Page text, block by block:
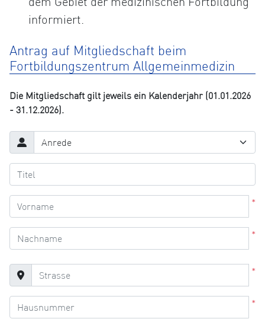
informiert.
Antrag auf Mitgliedschaft beim
Fortbildungszentrum Allgemeinmedizin
Die Mitgliedschaft gilt jeweils ein Kalenderjahr (01.01.2026
- 31.12.2026).
*
*
*
*